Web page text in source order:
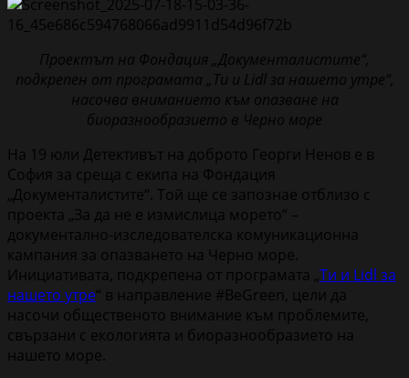
Проектът на Фондация „Документалистите“,
подкрепен от програмата „Ти и Lidl за нашето утре“,
насочва вниманието към опазване на
биоразнообразието в Черно море
На 19 юли Детективът на доброто Георги Ненов е в
София за среща с екипа на Фондация
„Документалистите“. Той ще се запознае отблизо с
проекта „За да не е измислица морето“ –
документално-изследователска комуникационна
кампания за опазването на Черно море.
Инициативата, подкрепена от програмата „Ти и Lidl за
нашето утре“ в направление #BeGreen, цели да
насочи общественото внимание към проблемите,
свързани с екологията и биоразнообразието на
нашето море.